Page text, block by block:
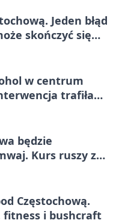
Jeden błąd
skończyć się
w centrum
trafiła
będzie
Kurs ruszy ze
Częstochową.
fitness i bushcraft